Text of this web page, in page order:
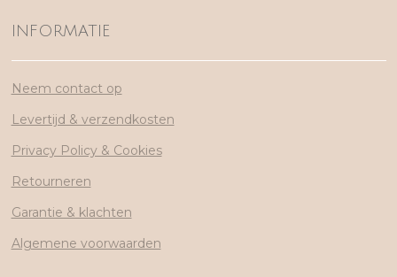
INFORMATIE
Neem contact op
Levertijd & verzendkosten
Privacy Policy & Cookies
Retourneren
Garantie & klachten
Algemene voorwaarden